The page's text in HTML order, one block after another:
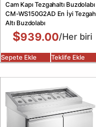
Cam Kapı Tezgahaltı Buzdolabı
CM-WS150G2AD En İyi Tezgah
Altı Buzdolabı
$939.00/Her biri
Sepete Ekle Teklife Ekle